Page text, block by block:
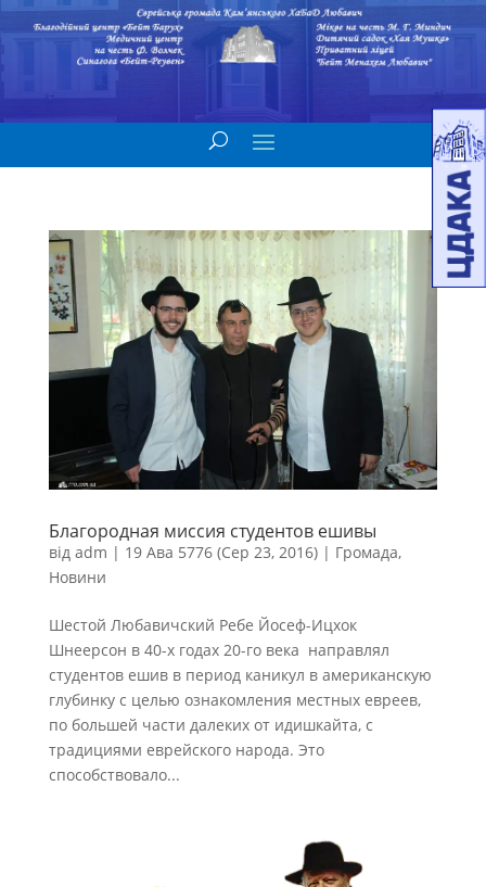
Благородная миссия студентов ешивы
від adm | 19 Ава 5776 (Сер 23, 2016)| Громада,
Новини
Шестой Любавичский Ребе Йосеф-Ицхок
Шнеерсон в 40-х годах 20-го века направлял
студентов ешив в период каникул в американскую
глубинку с целью ознакомления местных евреев,
по большей части далеких от идишкайта, с
традициями еврейского народа. Это
способствовало...